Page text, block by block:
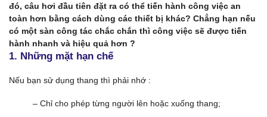
đó, câu hơi đầu tiên đặt ra có thể tiến hành công việc an
toàn hơn bằng cách dùng các thiết bị khác? Chẳng hạn nếu
có một sàn công tác chắc chắn thì công việc sẽ được tiến
hành nhanh và hiệu quả hơn ?
1. Những mặt hạn chế
Nếu bạn sử dụng thang thì phải nhớ :
– Chỉ cho phép từng người lên hoặc xuống thang;